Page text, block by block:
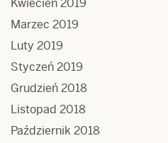
Kwiecień 2019
Marzec 2019
Luty 2019
Styczeń 2019
Grudzień 2018
Listopad 2018
Październik 2018